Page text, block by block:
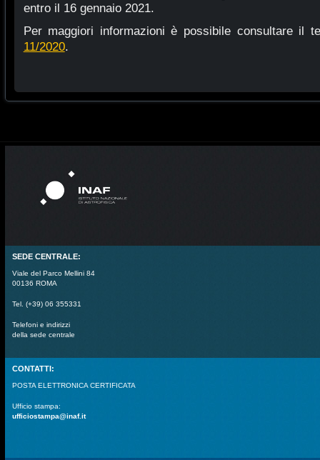
entro il 16 gennaio 2021.
Per maggiori informazioni è possibile consultare il
11/2020.
SEDE CENTRALE:
Viale del Parco Mellini 84
00136 ROMA
Tel. (+39) 06 355331
Telefoni e indirizzi
della sede centrale
CONTATTI:
POSTA ELETTRONICA CERTIFICATA
Ufficio stampa:
ufficiostampa@inaf.it